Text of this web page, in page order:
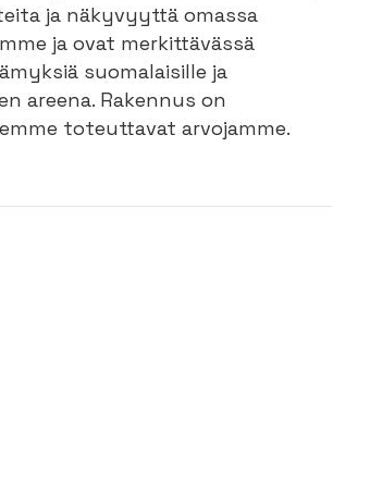
ja näkyvyyttä omassa
ja ovat merkittävässä
suomalaisille ja
areena. Rakennus on
toteuttavat arvojamme.